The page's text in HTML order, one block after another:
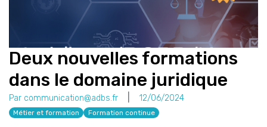
Deux nouvelles formations
dans le domaine juridique
Par communication@adbs.fr 12/06/2024
Métier et formation Formation continue